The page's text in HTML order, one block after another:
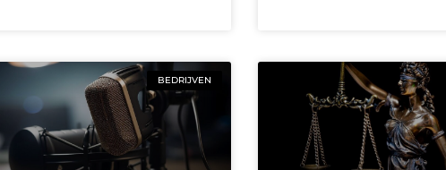
BEDRIJVEN